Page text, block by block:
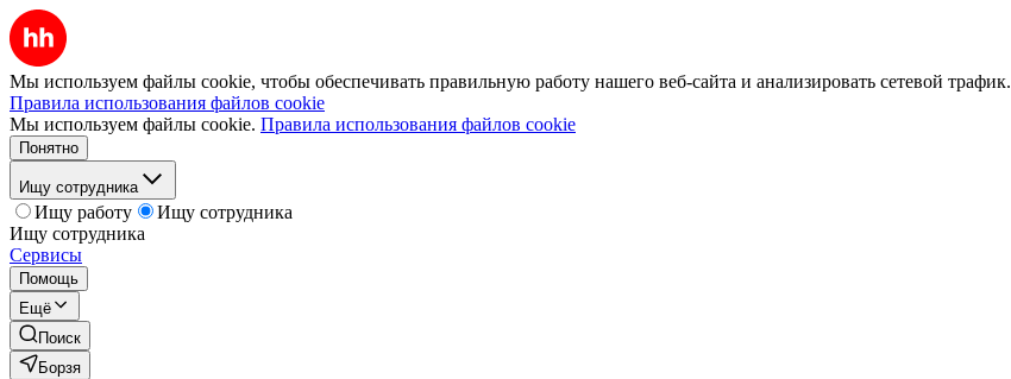
Мы используем файлы cookie, чтобы обеспечивать правильную работу нашего веб-сайта и анализировать сетевой трафик.
Правила использования файлов cookie
Мы используем файлы cookie. Правила использования файлов cookie
Понятно
Ищу сотрудника
Ищу работу
Ищу сотрудника
Ищу сотрудника
Сервисы
Помощь
Ещё
Поиск
Борзя